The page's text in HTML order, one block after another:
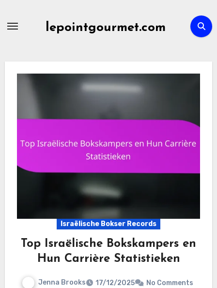
lepointgourmet.com
Israëlische Bokser Records
Top Israëlische Bokskampers en
Hun Carrière Statistieken
Jenna Brooks 17/12/2025 No Comments